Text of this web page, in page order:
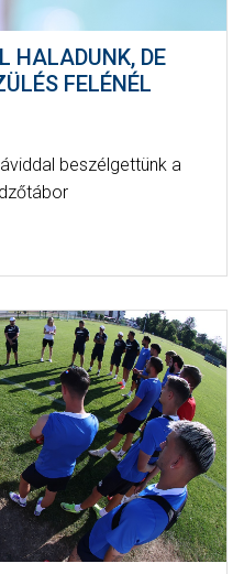
HALADUNK, DE
FELÉNÉL
beszélgettünk a